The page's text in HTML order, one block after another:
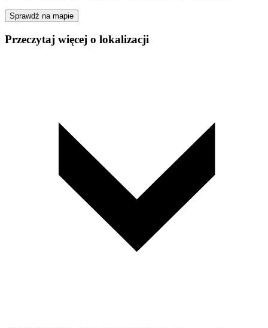
Sprawdź na mapie
Przeczytaj więcej o lokalizacji